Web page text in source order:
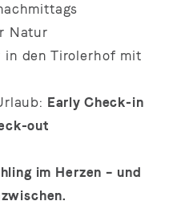
Natur
in den Tirolerhof mit
Early Check-in
out
im Herzen – und